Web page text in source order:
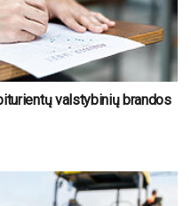
valstybinių brandos